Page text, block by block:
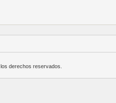
derechos reservados.